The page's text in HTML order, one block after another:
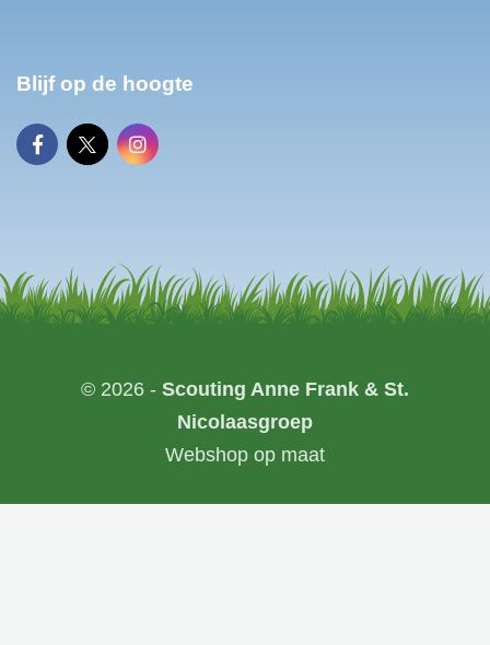
Blijf op de hoogte
© 2026 - Scouting Anne Frank & St.
Nicolaasgroep
Webshop op maat